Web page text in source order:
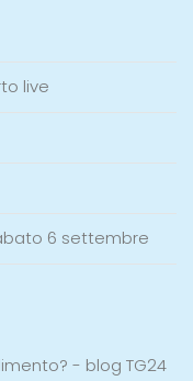
live
6 settembre
- blog TG24